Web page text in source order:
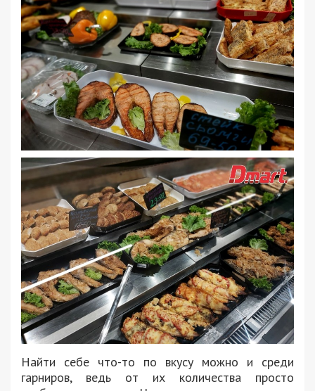
Найти себе что-то по вкусу можно и среди
гарниров, ведь от их количества просто